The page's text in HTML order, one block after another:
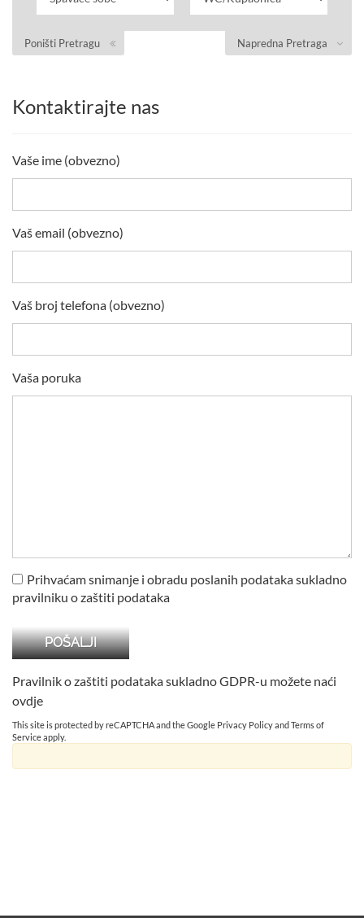
Napredna Pretraga
Poništi Pretragu
Kontaktirajte nas
Vaše ime (obvezno)
Vaš email (obvezno)
Vaš broj telefona (obvezno)
Vaša poruka
Prihvaćam snimanje i obradu poslanih podataka sukladno
pravilniku o zaštiti podataka
Pravilnik o zaštiti podataka sukladno GDPR-u možete naći
ovdje
This site is protected by reCAPTCHA and the Google Privacy PolicyandTerms of
Serviceapply.